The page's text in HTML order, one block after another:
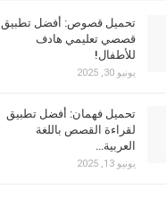
تحميل قصوص: أفضل تطبيق
قصصي تعليمي هادف
للأطفال!
يونيو 30, 2025
تحميل فهمان: أفضل تطبيق
لقراءة القصص باللغة
العربية…
يونيو 13, 2025